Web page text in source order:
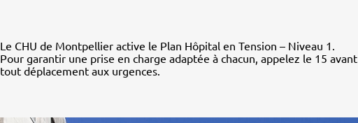
Le CHU de Montpellier active le Plan Hôpital en Tension – Niveau 1.
Pour garantir une prise en charge adaptée à chacun, appelez le 15 avant
tout déplacement aux urgences.